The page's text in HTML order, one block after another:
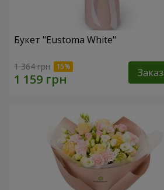
Букет "Eustoma White"
1 364 грн